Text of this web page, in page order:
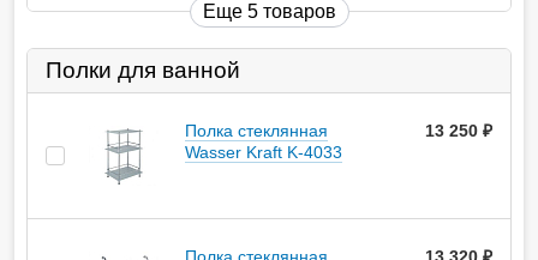
Еще 5 товаров
Полки для ванной
Полка стеклянная
Wasser Kraft K-4033
13 250